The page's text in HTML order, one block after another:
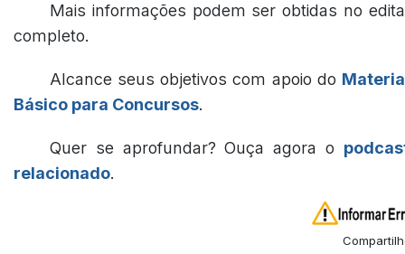
Mais informações podem ser obtidas no
completo.
Alcance seus objetivos com apoio do
Básico para Concursos.
Quer se aprofundar? Ouça agora o
relacionado.